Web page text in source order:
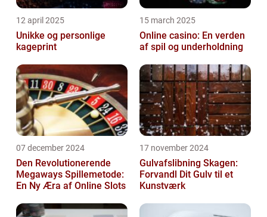
12 april 2025
Unikke og personlige
kageprint
15 march 2025
Online casino: En verden
af spil og underholdning
07 december 2024
Den Revolutionerende
Megaways Spillemetode:
En Ny Æra af Online Slots
17 november 2024
Gulvafslibning Skagen:
Forvandl Dit Gulv til et
Kunstværk